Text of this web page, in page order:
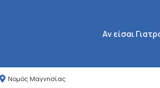
Κεντρική
Aν είσαι